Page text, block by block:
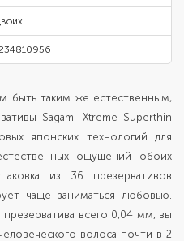
быть таким же естественным,
Sagami Xtreme Superthin
японских технологий для
ощущений обоих
из 36 презервативов
чаще заниматься любовью.
всего 0,04 мм, вы
волоса почти в 2